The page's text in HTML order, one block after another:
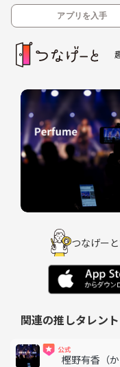
アプリを入手
つなげー
関連の推しタレン
樫野有香（か